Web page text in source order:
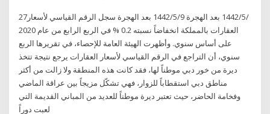
27‏‏/5‏‏/1442 بعد الهجرة 9‏‏/5‏‏/1442 بعد الهجرة سجل الرقم القياسي لأسعار
العقارات بالمملكة انخفاضاً نسبته 0.2 % في الربع الرابع من عام 2020
على أساس سنوي. وأظهرت الهيئة العامة للإحصاء، في تقريرها الربع
سنوي، أن التراجع في الرقم القياسي لأسعار العقارات يرجع نتيجة تتخذ
ديرة من خور دبي موطناً لها، فقد كانت هذه المنطقة ولا زالت من أكثر
مناطق دبي استقطاباً للزوار، فهي تشكّل مزيجاً بين عراقة الماضي
وفخامة الحاضر، حيث تعتبر ديرة موطناً للعديد من المباني القديمة التي
لعبت دوراً